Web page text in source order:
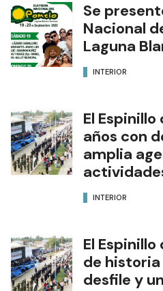
Se
Nacional
Laguna
INTERIOR
El Espinillo
años con
amplia
INTERIOR
El Espinillo
de
desfile y